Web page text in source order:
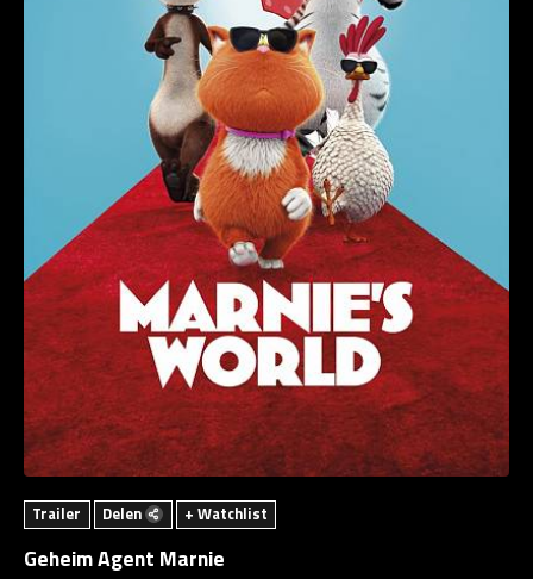
Trailer Delen + Watchlist
Geheim Agent Marnie